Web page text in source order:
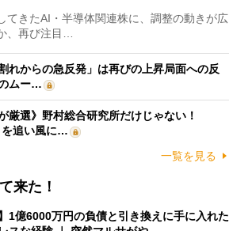
きたAI・半導体関連株に、調整の動きが広
、再び注目…
れからの急反発」は再びの上昇局面への反
ムー…
厳選》野村総合研究所だけじゃない！
を追い風に…
一覧を見る
来た！
】1億6000万円の負債と引き換えに手に入れた